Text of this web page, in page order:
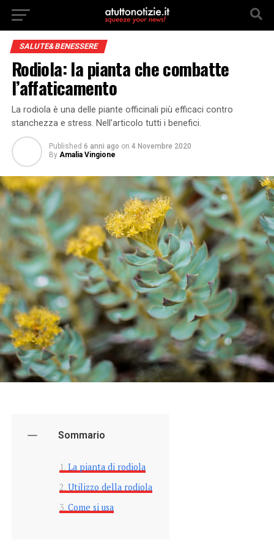
SALUTE&BENESSERE
Rodiola: la pianta che combatte
l’affaticamento
La rodiola è una delle piante officinali più efficaci contro
stanchezza e stress. Nell’articolo tutti i benefici.
Published 6 anni ago on 4 Novembre 2020
By Amalia Vingione
Sommario
La pianta di rodiola
Utilizzo della rodiola
Come si usa